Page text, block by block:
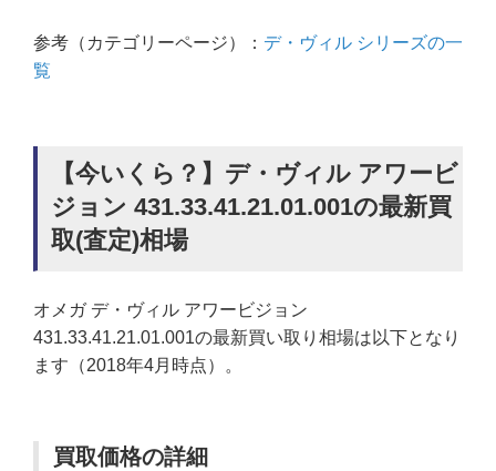
参考（カテゴリーページ）： デ・ヴィル シリーズの一
覧
【今いくら？】デ・ヴィル アワービ
ジョン 431.33.41.21.01.001の最新買
取(査定)相場
オメガ デ・ヴィル アワービジョン
431.33.41.21.01.001の最新買い取り相場は以下となり
ます（2018年4月時点）。
買取価格の詳細